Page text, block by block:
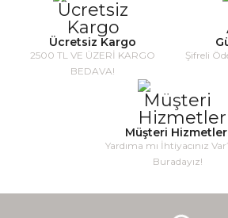
Ücretsiz Kargo
2500 TL VE ÜZERİ KARGO
BEDAVA!
Şifreli
Müşteri
Yardıma mı İhtiyacınız
Buradayız!